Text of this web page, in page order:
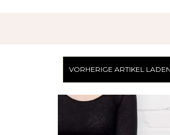
VORHERIGE ARTIKEL LADEN